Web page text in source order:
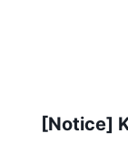
[Notice]